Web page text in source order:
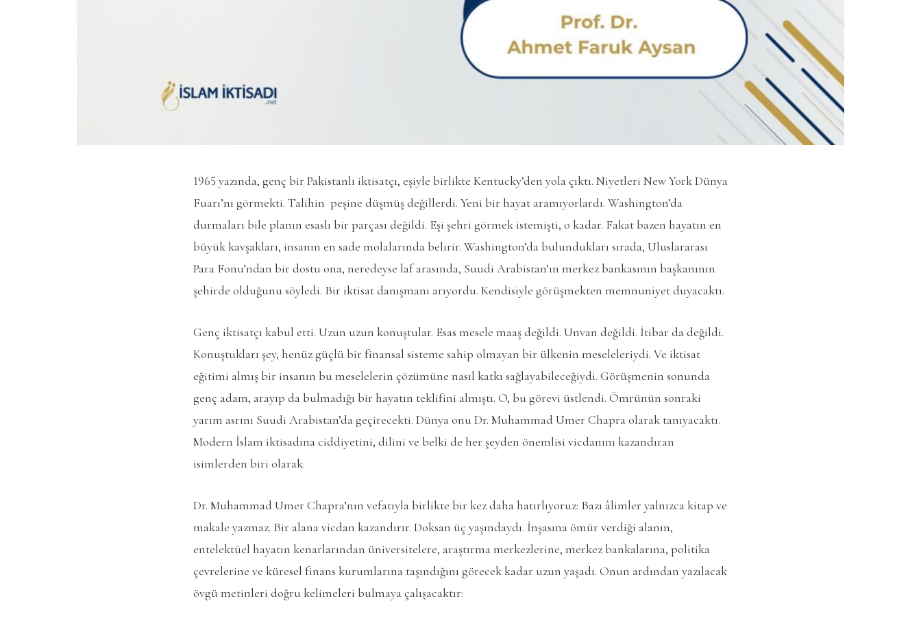
1965 yazında, genç bir Pakistanlı iktisatçı, eşiyle birlikte Kentucky’den yola çıktı. Niyetleri New York Dünya
Fuarı’nı görmekti. Talihin peşine düşmüş değillerdi. Yeni bir hayat aramıyorlardı. Washington’da
durmaları bile planın esaslı bir parçası değildi. Eşi şehri görmek istemişti, o kadar. Fakat bazen hayatın en
büyük kavşakları, insanın en sade molalarında belirir. Washington’da bulundukları sırada, Uluslararası
Para Fonu’ndan bir dostu ona, neredeyse laf arasında, Suudi Arabistan’ın merkez bankasının başkanının
şehirde olduğunu söyledi. Bir iktisat danışmanı arıyordu. Kendisiyle görüşmekten memnuniyet duyacaktı.
Genç iktisatçı kabul etti. Uzun uzun konuştular. Esas mesele maaş değildi. Unvan değildi. İtibar da değildi.
Konuştukları şey, henüz güçlü bir finansal sisteme sahip olmayan bir ülkenin meseleleriydi. Ve iktisat
eğitimi almış bir insanın bu meselelerin çözümüne nasıl katkı sağlayabileceğiydi. Görüşmenin sonunda
genç adam, arayıp da bulmadığı bir hayatın teklifini almıştı. O, bu görevi üstlendi. Ömrünün sonraki
yarım asrını Suudi Arabistan’da geçirecekti. Dünya onu Dr. Muhammad Umer Chapra olarak tanıyacaktı.
Modern İslam iktisadına ciddiyetini, dilini ve belki de her şeyden önemlisi vicdanını kazandıran
isimlerden biri olarak.
Dr. Muhammad Umer Chapra’nın vefatıyla birlikte bir kez daha hatırlıyoruz: Bazı âlimler yalnızca kitap ve
makale yazmaz. Bir alana vicdan kazandırır. Doksan üç yaşındaydı. İnşasına ömür verdiği alanın,
entelektüel hayatın kenarlarından üniversitelere, araştırma merkezlerine, merkez bankalarına, politika
çevrelerine ve küresel finans kurumlarına taşındığını görecek kadar uzun yaşadı. Onun ardından yazılacak
övgü metinleri doğru kelimeleri bulmaya çalışacaktır: